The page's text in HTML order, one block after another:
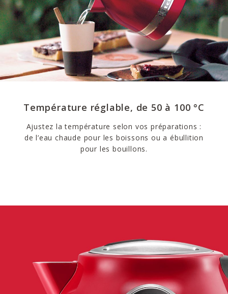
Température réglable, de 50 à 100 °C
Ajustez la température selon vos préparations :
de l’eau chaude pour les boissons ou a ébullition
pour les bouillons.